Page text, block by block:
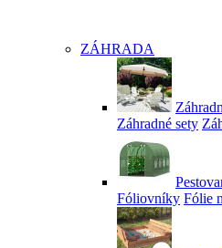
ZÁHRADA
Záhradné sety
Fóliovníky Fólie